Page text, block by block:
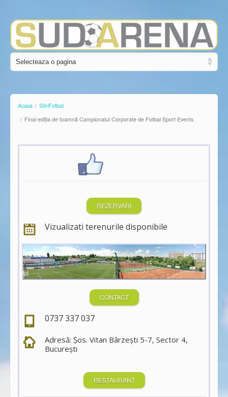
Acasa / StiriFotbal
/ Final ediția de toamnă Campionatul Corporate de Fotbal Sport Events
REZERVARI
Vizualizati terenurile disponibile
CONTACT
0737 337 037
Adresă: Şos. Vitan Bârzeşti 5-7, Sector 4,
Bucureşti
RESTAURANT